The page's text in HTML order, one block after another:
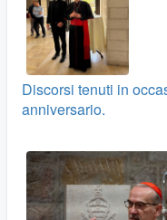
Discorsi tenuti in
anniversario.